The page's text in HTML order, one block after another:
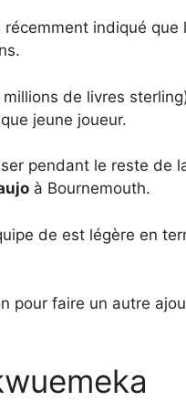
indiqué
de livres
jeune joueur.
pendant le reste de
à Bournemouth.
de est légère en
pour faire un autre